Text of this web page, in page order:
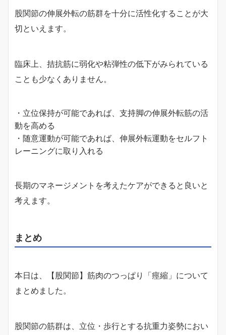
股関節の伸展外転の筋群を十分に活性化することが大
切といえます。
臨床上、拮抗筋に弱化や粘弾性の低下がみられている
ことも少なくありません。
・立位保持が可能であれば、支持脚の伸展外転筋の活
動を高める
・随意運動が可能であれば、伸展外転運動をセルフト
レーニングに取り入れる
長期のマネージメントを考えたケアができると良いと
考えます。
まとめ
本日は、【股関節】筋肉のつっぱり「痙縮」について
まとめました。
股関節の筋群は、立位・歩行とする抗重力姿勢におい